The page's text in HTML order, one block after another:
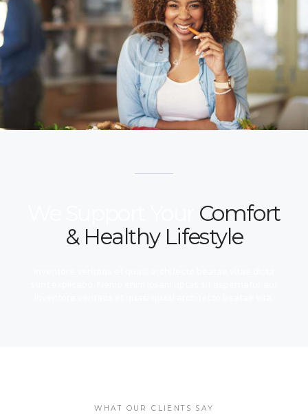
Comfort
& Healthy Lifestyle
WHAT OUR CLIENTS SAY